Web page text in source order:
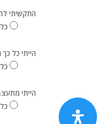
התקשיתי
הייתי כל
הייתי